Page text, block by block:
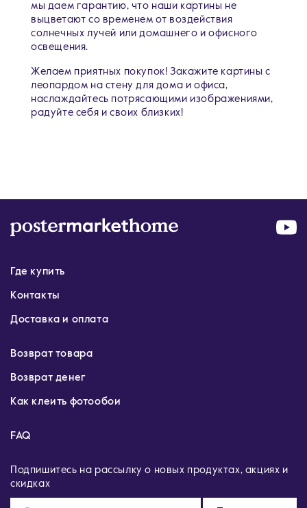
мы даем гарантию, что наши картины не
выцветают со временем от воздействия
солнечных лучей или домашнего и офисного
освещения.
Желаем приятных покупок! Закажите картины с
леопардом на стену для дома и офиса,
наслаждайтесь потрясающими изображениями,
радуйте себя и своих близких!
Где купить
Контакты
Доставка и оплата
Возврат товара
Возврат денег
Как клеить фотообои
FAQ
Подпишитесь на рассылку о новых продуктах, акциях и
скидках